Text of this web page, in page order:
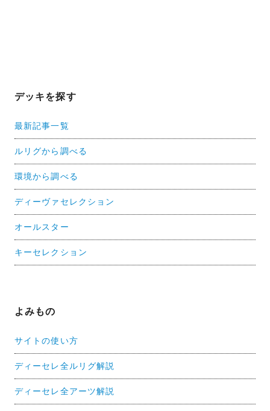
デッキを探す
最新記事一覧
ルリグから調べる
環境から調べる
ディーヴァセレクション
オールスター
キーセレクション
よみもの
サイトの使い方
ディーセレ全ルリグ解説
ディーセレ全アーツ解説